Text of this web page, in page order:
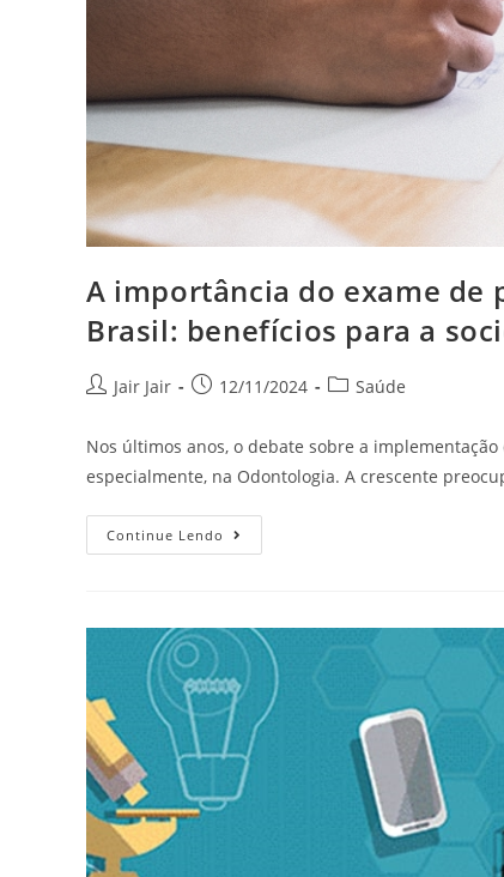
A importância do exame de
Brasil: benefícios para a
Jair Jair 12/11/2024 Saúde
Nos últimos anos, o debate sobre a
especialmente, na Odontologia. A crescente
Continue Lendo